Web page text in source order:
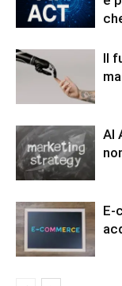
Il
AI
E-